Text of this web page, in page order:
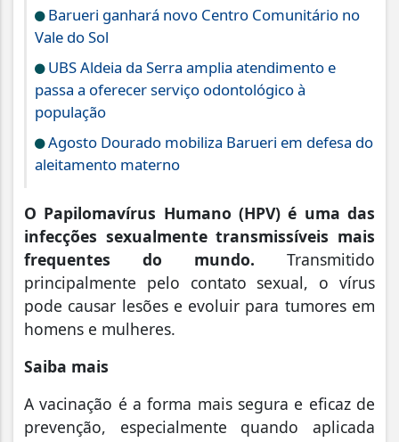
Barueri ganhará novo Centro Comunitário no
Vale do Sol
UBS Aldeia da Serra amplia atendimento e
passa a oferecer serviço odontológico à
população
Agosto Dourado mobiliza Barueri em defesa do
aleitamento materno
O Papilomavírus Humano (HPV) é uma das
infecções sexualmente transmissíveis mais
frequentes do mundo. Transmitido
principalmente pelo contato sexual, o vírus
pode causar lesões e evoluir para tumores em
homens e mulheres.
Saiba mais
A vacinação é a forma mais segura e eficaz de
prevenção, especialmente quando aplicada